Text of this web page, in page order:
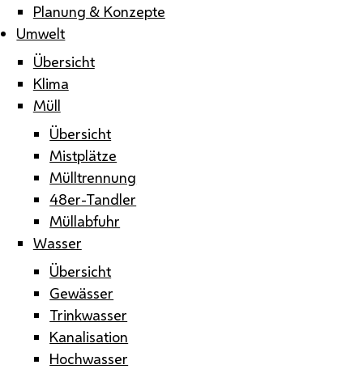
Planung & Konzepte
Umwelt
Übersicht
Klima
Müll
Übersicht
Mistplätze
Mülltrennung
48er-Tandler
Müllabfuhr
Wasser
Übersicht
Gewässer
Trinkwasser
Kanalisation
Hochwasser